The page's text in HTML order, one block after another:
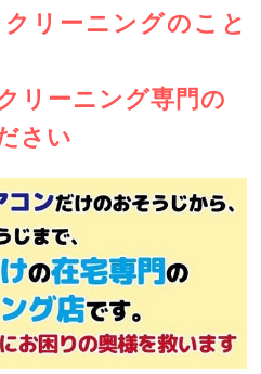
リーニングのこと
リーニング専門の
さい